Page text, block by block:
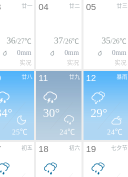
廿一
36/27℃
0mm
实况
廿二
04
37/26℃
0mm
实况
廿三
05
35/26℃
0mm
实况
廿八
25℃
廿九
11
30°
24℃
暴雨
12
29°
24℃
初五 初六
18 七夕节
19